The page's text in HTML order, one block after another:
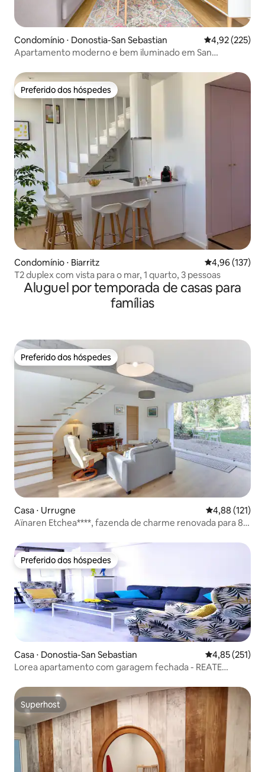
Condomínio ⋅ Donostia-San Sebastian 4,92 de uma
4,92 (225)
Apartamento moderno e bem iluminado em San
Preferido dos hóspedes
Preferido dos hóspedes
Condomínio ⋅ Biarritz 4,96 de uma
4,96 (137)
T2 duplex com vista para o mar, 1 quarto, 3 pessoas
Aluguel por temporada de casas para
famílias
Preferido dos hóspedes
Preferido dos hóspedes
Casa ⋅ Urrugne 4,88 de uma
4,88 (121)
Aïnaren Etchea****, fazenda de charme renovada para 8
Preferido dos hóspedes
Preferido dos hóspedes
Casa ⋅ Donostia-San Sebastian 4,85 de uma
4,85 (251)
Lorea apartamento com garagem fechada - REATE
Superhost
Superhost